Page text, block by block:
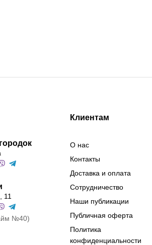
11
№40)
Клиентам
О нас
Контакты
Доставка и оплата
Сотрудничество
Наши публикации
Публичная оферта
Политика
конфиденциальности